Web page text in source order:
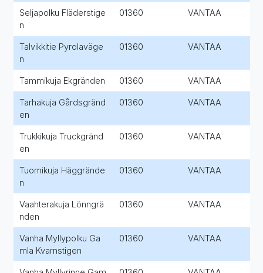
Seljapolku Fläderstige
n
01360 VANTAA
Talvikkitie Pyrolaväge
n
01360 VANTAA
Tammikuja Ekgränden 01360 VANTAA
Tarhakuja Gårdsgränd
en
01360 VANTAA
Trukkikuja Truckgränd
en
01360 VANTAA
Tuomikuja Häggrände
n
01360 VANTAA
Vaahterakuja Lönngrä
nden
01360 VANTAA
Vanha Myllypolku Ga
mla Kvarnstigen
01360 VANTAA